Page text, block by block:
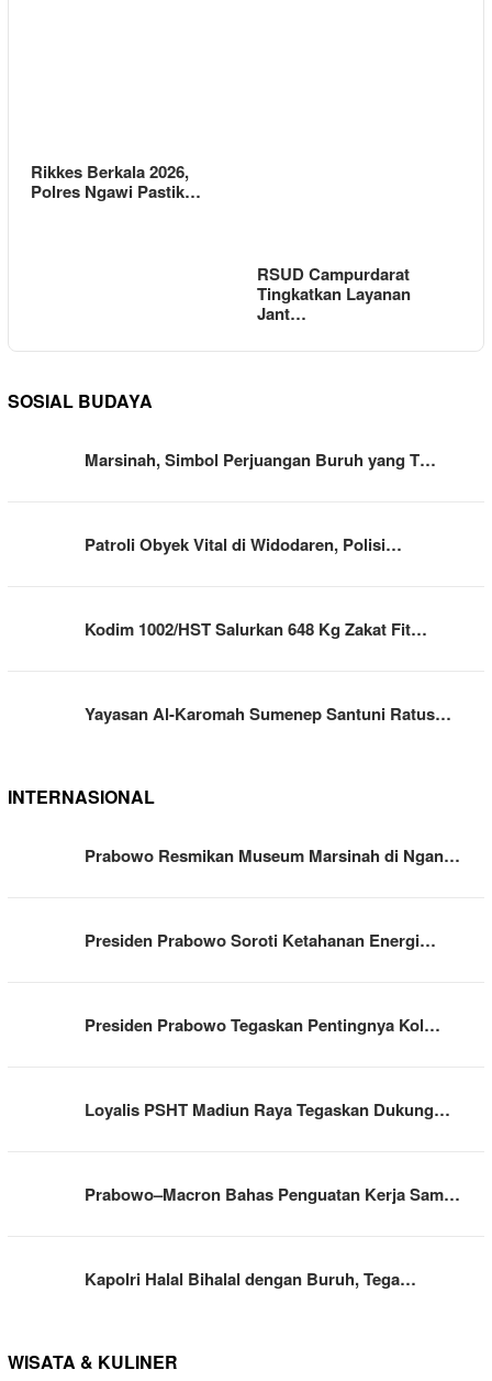
Rikkes Berkala 2026,
Polres Ngawi Pastik…
RSUD Campurdarat
Tingkatkan Layanan
Jant…
SOSIAL BUDAYA
Marsinah, Simbol Perjuangan Buruh yang T…
Patroli Obyek Vital di Widodaren, Polisi…
Kodim 1002/HST Salurkan 648 Kg Zakat Fit…
Yayasan Al-Karomah Sumenep Santuni Ratus…
INTERNASIONAL
Prabowo Resmikan Museum Marsinah di Ngan…
Presiden Prabowo Soroti Ketahanan Energi…
Presiden Prabowo Tegaskan Pentingnya Kol…
Loyalis PSHT Madiun Raya Tegaskan Dukung…
Prabowo–Macron Bahas Penguatan Kerja Sam…
Kapolri Halal Bihalal dengan Buruh, Tega…
WISATA & KULINER